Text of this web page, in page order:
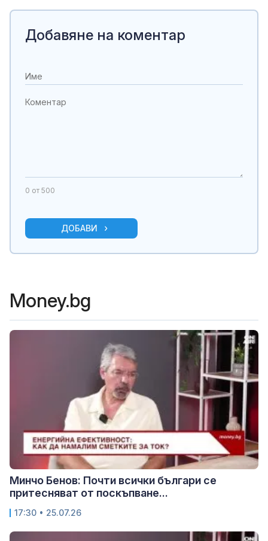
Добавяне на коментар
0 от 500
ДОБАВИ
Money.bg
Минчо Бенов: Почти всички българи се
притесняват от поскъпване...
17:30 • 25.07.26